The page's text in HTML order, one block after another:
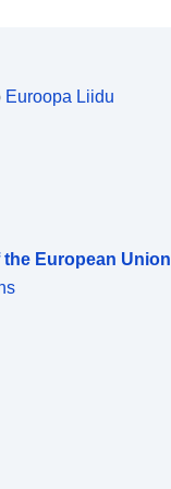
Euroopa Liidu
European Union